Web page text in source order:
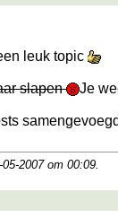
leuk topic
slapen Je
2007 om 00:09.